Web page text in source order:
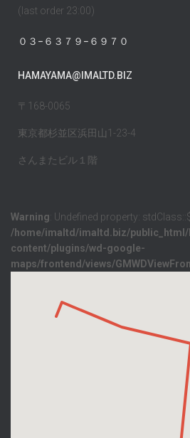
(last order 23:00)
０３−６３７９−６９７０
HAMAYAMA@IMALTD.BIZ
〒168-0065
東京都杉並区浜田山1-23-4
さんまたビル１階
Warning: Undefined property:
/home/imaltd/imaltd.biz/public_html/
content/plugins/wd-google-
maps/frontend/views/